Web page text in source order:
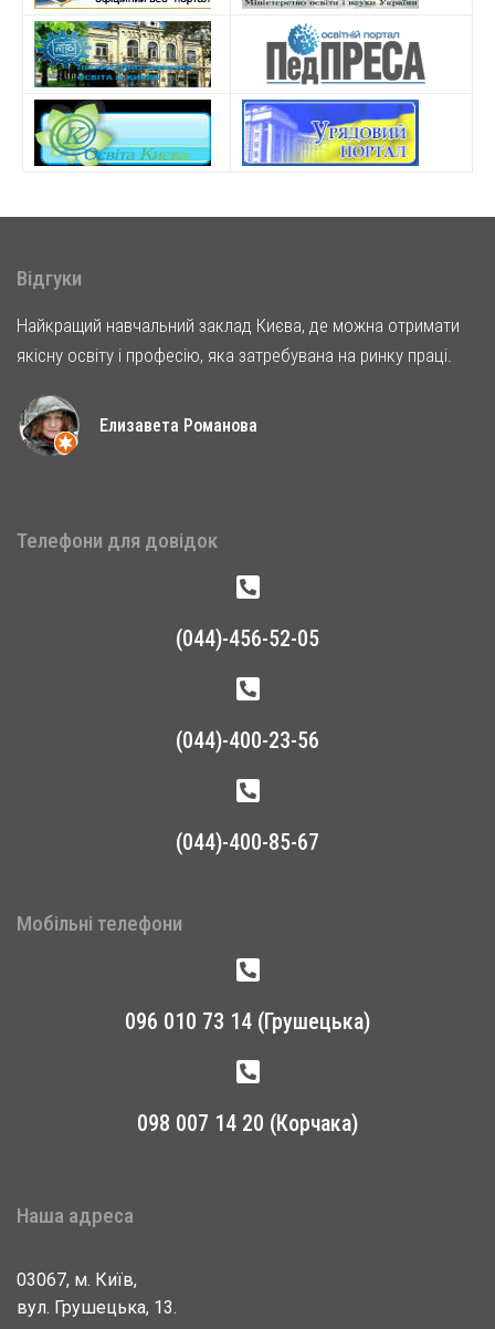
Відгуки
Найкращий навчальний заклад Києва, де можна отримати
якісну освіту і професію, яка затребувана на ринку праці.
Елизавета Романова
Телефони для довідок
(044)-456-52-05
(044)-400-23-56
(044)-400-85-67
Мобільні телефони
096 010 73 14 (Грушецька)
098 007 14 20 (Корчака)
Наша адреса
03067, м. Київ,
вул. Грушецька, 13.